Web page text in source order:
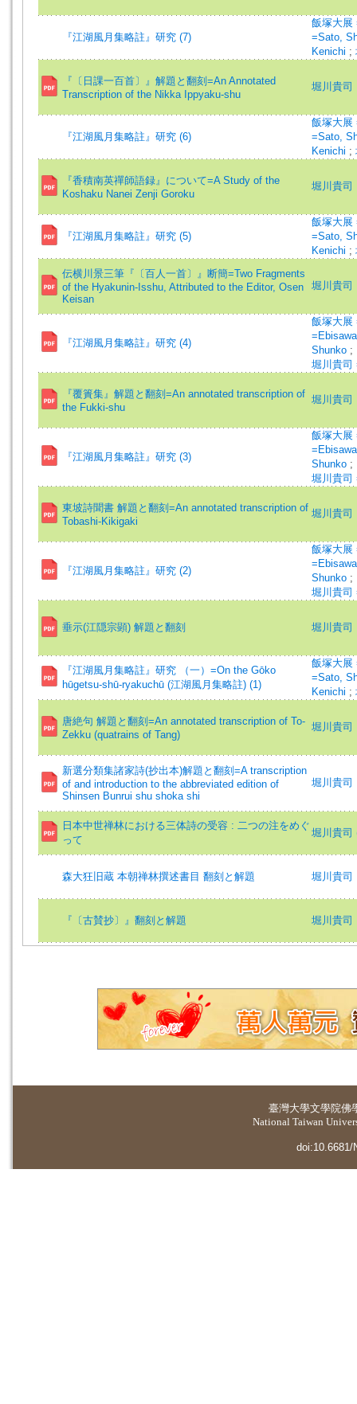
『江湖風月集略註』研究 (7)
飯塚大展
=Sato,
Kenichi ;
『〔日課一百首〕』解題と翻刻=An Annotated
Transcription of the Nikka Ippyaku-shu
堀川貴司
『江湖風月集略註』研究 (6)
飯塚大展
=Sato,
Kenichi ;
『香積南英禪師語録』について=A Study of the
Koshaku Nanei Zenji Goroku
堀川貴司
『江湖風月集略註』研究 (5)
飯塚大展
=Sato,
Kenichi ;
伝横川景三筆『〔百人一首〕』断簡=Two Fragments
of the Hyakunin-Isshu, Attributed to the Editor, Osen
Keisan
堀川貴司
『江湖風月集略註』研究 (4)
飯塚大展
Shunko ;
堀川貴司
『覆簣集』解題と翻刻=An annotated transcription of
the Fukki-shu
堀川貴司
『江湖風月集略註』研究 (3)
飯塚大展
Shunko ;
堀川貴司
東坡詩聞書 解題と翻刻=An annotated transcription of
Tobashi-Kikigaki
堀川貴司
『江湖風月集略註』研究 (2)
飯塚大展
Shunko ;
堀川貴司
垂示(江隠宗顕) 解題と翻刻 堀川貴司
『江湖風月集略註』研究 （一）=On the Gōko
hūgetsu-shū-ryakuchū (江湖風月集略註) (1)
飯塚大展
=Sato,
Kenichi ;
唐絶句 解題と翻刻=An annotated transcription of To-
Zekku (quatrains of Tang)
堀川貴司
新選分類集諸家詩(抄出本)解題と翻刻=A transcription
of and introduction to the abbreviated edition of
Shinsen Bunrui shu shoka shi
堀川貴司
日本中世禅林における三体詩の受容 : 二つの注をめぐ
って
堀川貴司
森大狂旧蔵 本朝禅林撰述書目 翻刻と解題 堀川貴司
『〔古賛抄〕』翻刻と解題 堀川貴司
臺灣大學文學院佛
National Taiwan
doi:10.6681/